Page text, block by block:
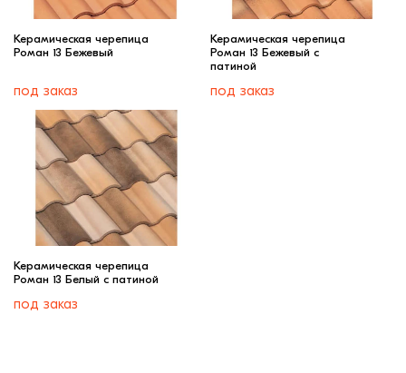
Керамическая черепица
Роман 13 Бежевый
под заказ
Керамическая черепица
Роман 13 Бежевый c
патиной
под заказ
Керамическая черепица
Роман 13 Белый с патиной
под заказ